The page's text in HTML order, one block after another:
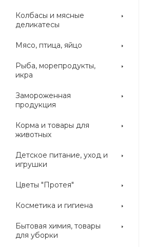
Колбасы и мясные
деликатесы
Мясо, птица, яйцо
Рыба, морепродукты,
икра
Замороженная
продукция
Корма и товары для
животных
Детское питание, уход и
игрушки
Цветы "Протея"
Косметика и гигиена
Бытовая химия, товары
для уборки